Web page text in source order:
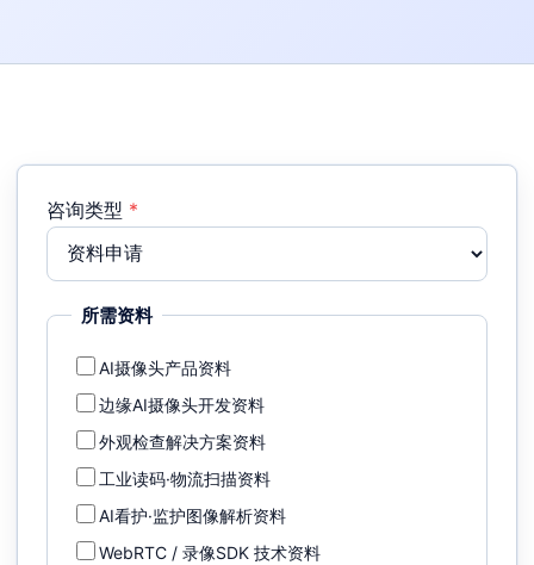
咨询类型 *
所需资料
AI摄像头产品资料
边缘AI摄像头开发资料
外观检查解决方案资料
工业读码·物流扫描资料
AI看护·监护图像解析资料
WebRTC / 录像SDK 技术资料